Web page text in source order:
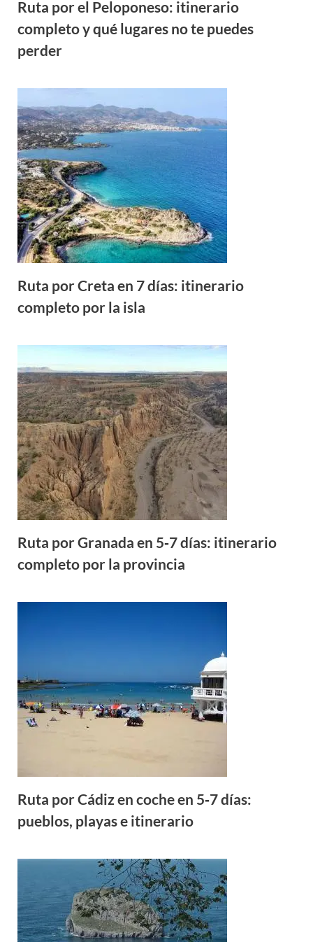
Ruta por el Peloponeso: itinerario
completo y qué lugares no te puedes
perder
Ruta por Creta en 7 días: itinerario
completo por la isla
Ruta por Granada en 5‑7 días: itinerario
completo por la provincia
Ruta por Cádiz en coche en 5‑7 días:
pueblos, playas e itinerario